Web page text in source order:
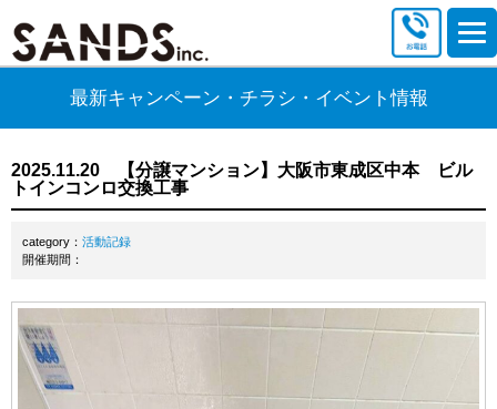
最新キャンペーン・チラシ・イベント情報
2025.11.20 【分譲マンション】大阪市東成区中本 ビル
トインコンロ交換工事
category： 活動記録
開催期間：